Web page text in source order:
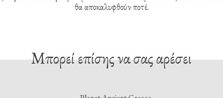
θα αποκαλυφθούν ποτέ.
Μπορεί επίσης να σας αρέσει